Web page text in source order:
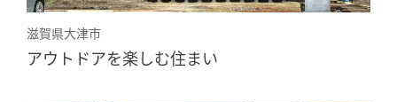
滋賀県大津市
アウトドアを楽しむ住まい